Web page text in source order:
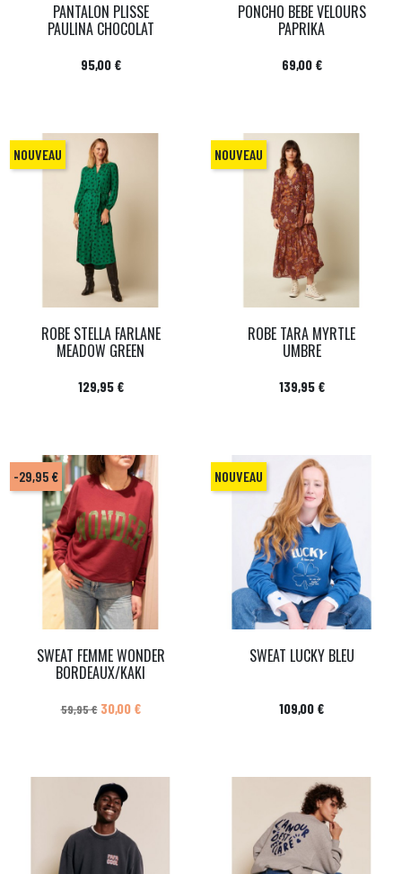
PANTALON PLISSE
PAULINA CHOCOLAT
Prix
95,00 €
PONCHO BEBE VELOURS
PAPRIKA
Prix
69,00 €
ROBE STELLA FARLANE
MEADOW GREEN
Prix
129,95 €
NOUVEAU
ROBE TARA MYRTLE
UMBRE
Prix
139,95 €
NOUVEAU
SWEAT FEMME WONDER
BORDEAUX/KAKI
Prix de base
59,95 € Prix
30,00 €
-29,95 €
SWEAT LUCKY BLEU
Prix
109,00 €
NOUVEAU